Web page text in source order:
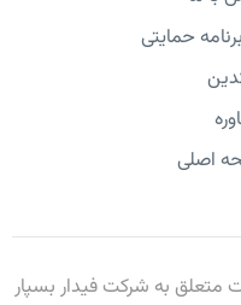
اصلی
متعلق به شرکت فیدار بسپار